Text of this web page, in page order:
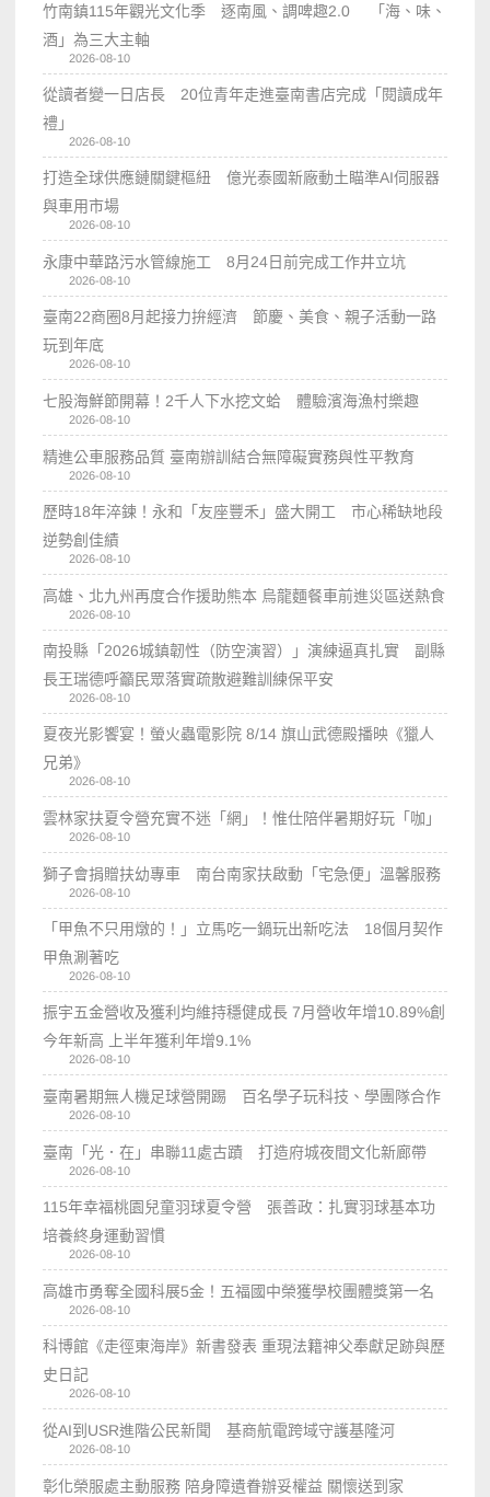
竹南鎮115年觀光文化季 逐南風、調啤趣2.0 「海、味、
酒」為三大主軸
2026-08-10
從讀者變一日店長 20位青年走進臺南書店完成「閱讀成年
禮」
2026-08-10
打造全球供應鏈關鍵樞紐 億光泰國新廠動土瞄準AI伺服器
與車用市場
2026-08-10
永康中華路污水管線施工 8月24日前完成工作井立坑
2026-08-10
臺南22商圈8月起接力拚經濟 節慶、美食、親子活動一路
玩到年底
2026-08-10
七股海鮮節開幕！2千人下水挖文蛤 體驗濱海漁村樂趣
2026-08-10
精進公車服務品質 臺南辦訓結合無障礙實務與性平教育
2026-08-10
歷時18年淬鍊！永和「友座豐禾」盛大開工 市心稀缺地段
逆勢創佳績
2026-08-10
高雄、北九州再度合作援助熊本 烏龍麵餐車前進災區送熱食
2026-08-10
南投縣「2026城鎮韌性（防空演習）」演練逼真扎實 副縣
長王瑞德呼籲民眾落實疏散避難訓練保平安
2026-08-10
夏夜光影饗宴！螢火蟲電影院 8/14 旗山武德殿播映《獵人
兄弟》
2026-08-10
雲林家扶夏令營充實不迷「網」！惟仕陪伴暑期好玩「咖」
2026-08-10
獅子會捐贈扶幼專車 南台南家扶啟動「宅急便」溫馨服務
2026-08-10
「甲魚不只用燉的！」立馬吃一鍋玩出新吃法 18個月契作
甲魚涮著吃
2026-08-10
振宇五金營收及獲利均維持穩健成長 7月營收年增10.89%創
今年新高 上半年獲利年增9.1%
2026-08-10
臺南暑期無人機足球營開踢 百名學子玩科技、學團隊合作
2026-08-10
臺南「光．在」串聯11處古蹟 打造府城夜間文化新廊帶
2026-08-10
115年幸福桃園兒童羽球夏令營 張善政：扎實羽球基本功
培養終身運動習慣
2026-08-10
高雄市勇奪全國科展5金！五福國中榮獲學校團體獎第一名
2026-08-10
科博館《走徑東海岸》新書發表 重現法籍神父奉獻足跡與歷
史日記
2026-08-10
從AI到USR進階公民新聞 基商航電跨域守護基隆河
2026-08-10
彰化榮服處主動服務 陪身障遺眷辦妥權益 關懷送到家